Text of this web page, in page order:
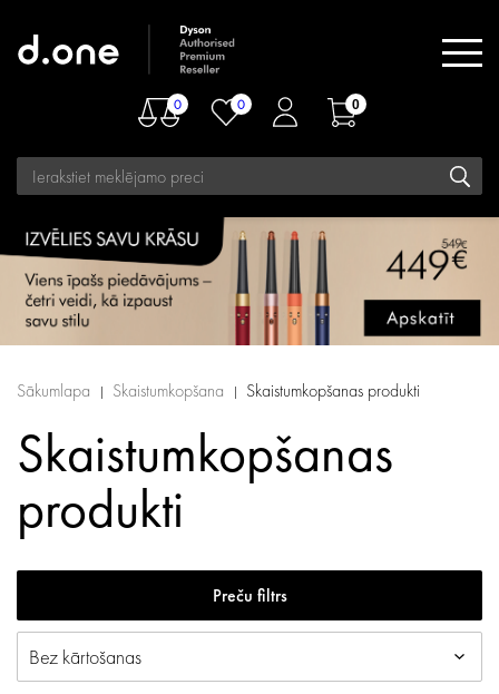
0 0 0
Sākumlapa Skaistumkopšana Skaistumkopšanas produkti
Skaistumkopšanas
produkti
Preču filtrs